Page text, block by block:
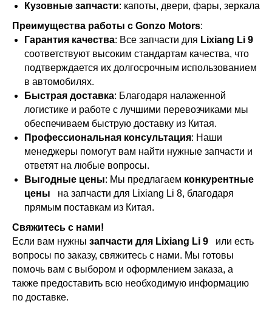
Кузовные запчасти: капоты, двери, фары, зеркала
Преимущества работы с Gonzo Motors:
Гарантия качества: Все запчасти для Lixiang Li 9
соответствуют высоким стандартам качества, что
подтверждается их долгосрочным использованием
в автомобилях.
Быстрая доставка: Благодаря налаженной
логистике и работе с лучшими перевозчиками мы
обеспечиваем быструю доставку из Китая.
Профессиональная консультация: Наши
менеджеры помогут вам найти нужные запчасти и
ответят на любые вопросы.
Выгодные цены: Мы предлагаем конкурентные
цены
на запчасти для Lixiang Li 8, благодаря
прямым поставкам из Китая.
Свяжитесь с нами!
Если вам нужны запчасти для Lixiang Li 9
или есть
вопросы по заказу, свяжитесь с нами. Мы готовы
помочь вам с выбором и оформлением заказа, а
также предоставить всю необходимую информацию
по доставке.